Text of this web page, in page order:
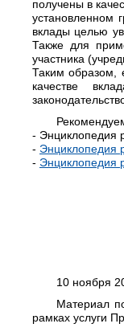
получены в
установленном
вклады целью
Также для
участника
Таким образом,
качестве
- Энциклопедия
- Энциклопедия
- Энциклопедия
10 ноября
Материал
рамках услуги